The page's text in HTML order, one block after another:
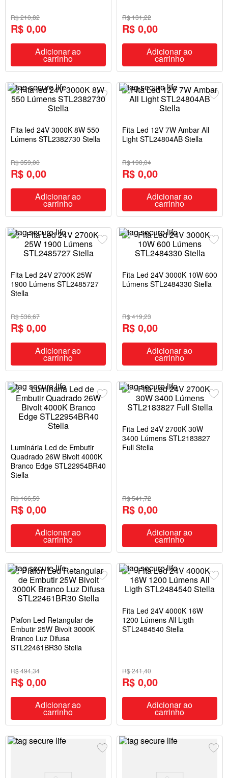
R$ 210,82
R$ 0,00
Adicionar ao
carrinho
R$ 131,22
R$ 0,00
Adicionar ao
carrinho
Fita led 24V 3000K 8W 550
Lúmens STL2382730 Stella
R$ 359,00
R$ 0,00
Adicionar ao
carrinho
Fita Led 12V 7W Ambar All
Light STL24804AB Stella
R$ 190,04
R$ 0,00
Adicionar ao
carrinho
Fita Led 24V 2700K 25W
1900 Lúmens STL2485727
Stella
R$ 536,67
R$ 0,00
Adicionar ao
carrinho
Fita Led 24V 3000K 10W 600
Lúmens STL2484330 Stella
R$ 419,23
R$ 0,00
Adicionar ao
carrinho
Luminária Led de Embutir
Quadrado 26W Bivolt 4000K
Branco Edge STL22954BR40
Stella
R$ 166,59
R$ 0,00
Adicionar ao
carrinho
Fita Led 24V 2700K 30W
3400 Lúmens STL2183827
Full Stella
R$ 541,72
R$ 0,00
Adicionar ao
carrinho
Plafon Led Retangular de
Embutir 25W Bivolt 3000K
Branco Luz Difusa
STL22461BR30 Stella
R$ 494,34
R$ 0,00
Adicionar ao
carrinho
Fita Led 24V 4000K 16W
1200 Lúmens All Ligth
STL2484540 Stella
R$ 241,40
R$ 0,00
Adicionar ao
carrinho